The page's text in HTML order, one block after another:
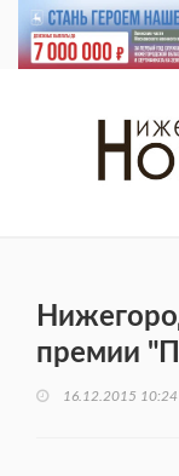
премии
16.12.2015 10:24